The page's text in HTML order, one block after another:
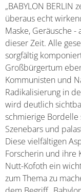
„BABYLON
überaus echt
Maske, Geräusche
dieser Zeit. Alle
sorgfältig
Großbürgertum
Kommunisten und
Radikalisierung in
wird deutlich
schmierige Bordelle
Szenebars und
Diese vielfältigen
Forscherin und ihre
Nutt-Kofoth ein
zum Thema zu